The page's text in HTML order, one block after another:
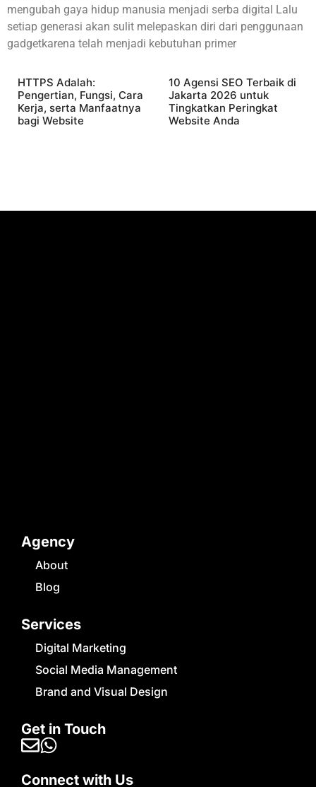
mengubah gaya hidup manusia menjadi serba digital Lalu
setiap generasi akan sulit melepaskan diri dari penggunaan
gadgetkarena telah menjadi kebutuhan primer
HTTPS Adalah:
Pengertian, Fungsi, Cara
Kerja, serta Manfaatnya
bagi Website
10 Agensi SEO Terbaik di
Jakarta 2026 untuk
Tingkatkan Peringkat
Website Anda
Agency
About
Blog
Services
Digital Marketing
Social Media Management
Brand and Visual Design
Get in Touch
Connect with Us